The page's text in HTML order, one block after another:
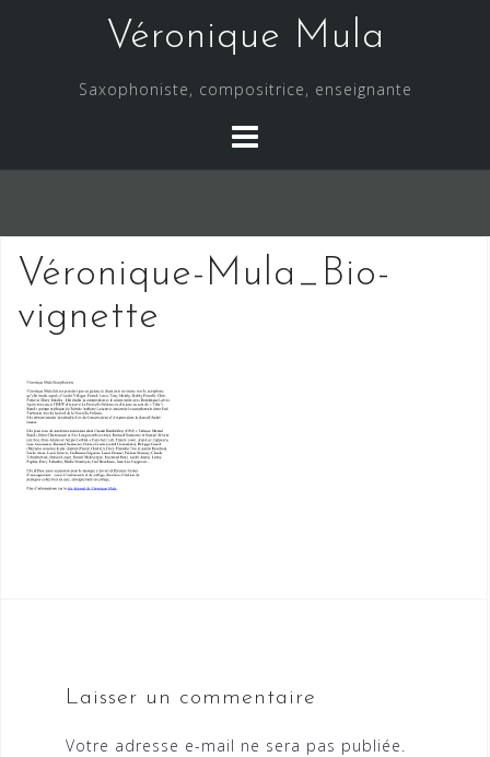
Véronique Mula
Saxophoniste, compositrice, enseignante
Véronique-Mula_Bio-
vignette
Laisser un commentaire
Votre adresse e-mail ne sera pas publiée.